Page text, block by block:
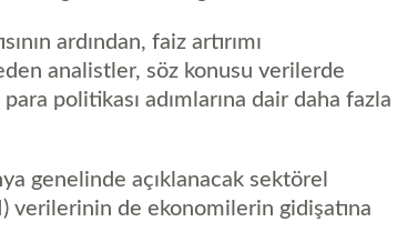
ardından, faiz artırımı
analistler, söz konusu verilerde
politikası adımlarına dair daha fazla
genelinde açıklanacak sektörel
verilerinin de ekonomilerin gidişatına